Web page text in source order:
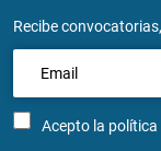
Recibe
Acepto la política